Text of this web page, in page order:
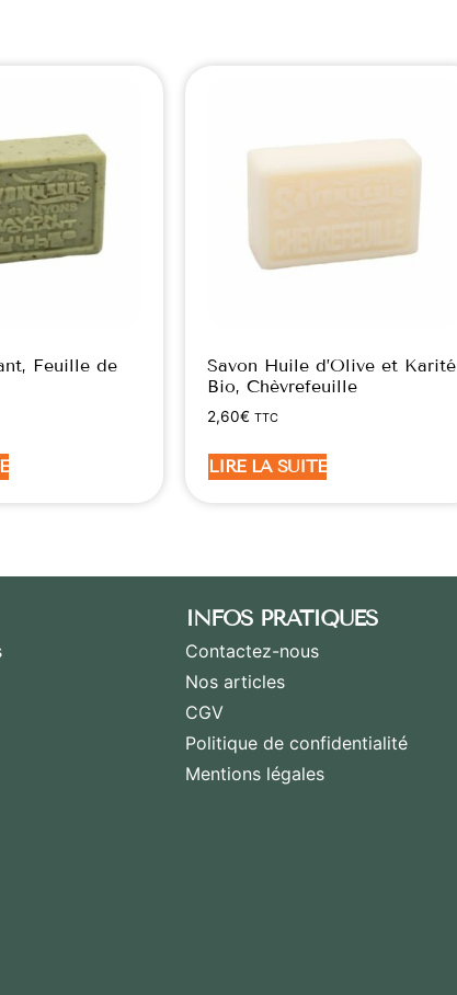
Feuille de
Savon Huile d’Olive et Karité
Bio, Chèvrefeuille
2,60€ TTC
LIRE LA SUITE
INFOS PRATIQUES
Contactez-nous
Nos articles
CGV
Politique de confidentialité
Mentions légales